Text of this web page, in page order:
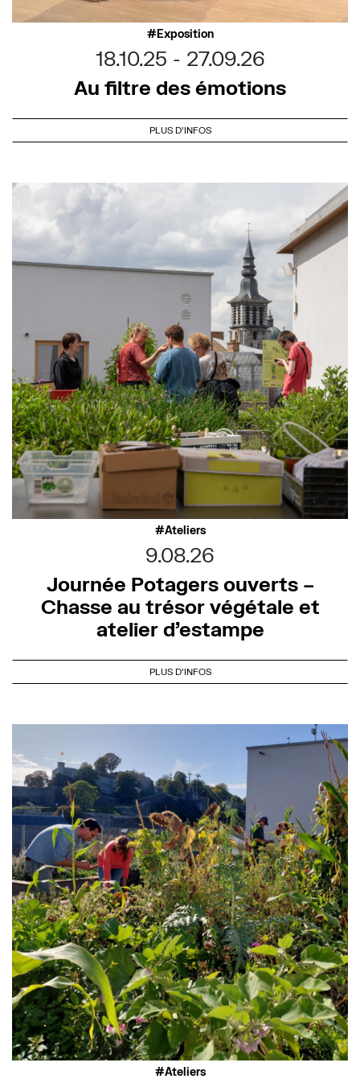
Exposition
18.10.25
27.09.26
Au filtre des émotions
PLUS D'INFOS
Ateliers
9.08.26
Journée Potagers ouverts –
Chasse au trésor végétale et
atelier d’estampe
PLUS D'INFOS
Ateliers